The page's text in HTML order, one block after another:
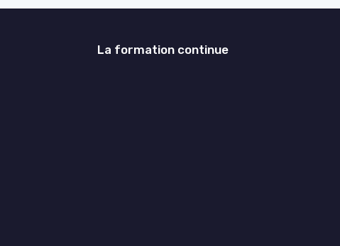
La formation continue